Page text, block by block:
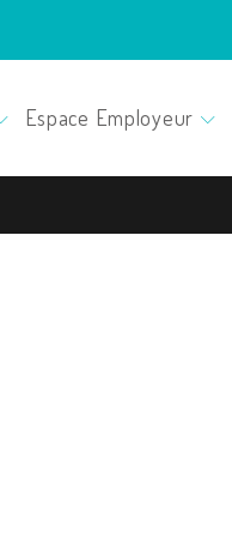
Espace Employeur